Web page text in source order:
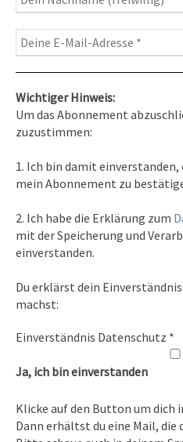
Wichtiger Hinweis:
Um das Abonnement
zuzustimmen:
1. Ich bin damit
mein Abonnement zu
2. Ich habe die Erklärung zum
mit der Speicherung und
einverstanden.
Du erklärst dein
machst:
Einverständnis Datenschutz *
Ja, ich bin einverstanden
Klicke auf den Button um dich
Dann erhältst du eine Mail,
Kontakt
Tel. 0351/2681691
E-Mail: info [at ] spirit-on-
Heilpraxis
Heilpraxis Hirschburger
Rechtliches
Impressum
Datenschutz